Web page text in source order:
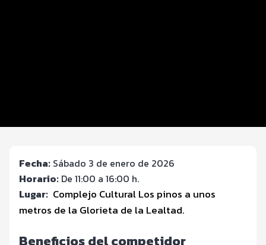
Fecha: Sábado 3 de enero de 2026
Horario: De 11:00 a 16:00 h.
Lugar: Complejo Cultural Los pinos a unos
metros de la Glorieta de la Lealtad.
Beneficios del competidor